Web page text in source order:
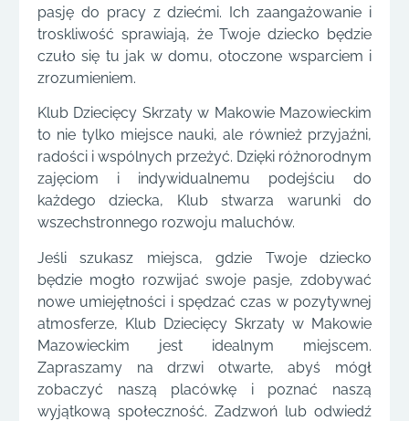
pasję do pracy z dziećmi. Ich zaangażowanie i
troskliwość sprawiają, że Twoje dziecko będzie
czuło się tu jak w domu, otoczone wsparciem i
zrozumieniem.
Klub Dziecięcy Skrzaty w Makowie Mazowieckim
to nie tylko miejsce nauki, ale również przyjaźni,
radości i wspólnych przeżyć. Dzięki różnorodnym
zajęciom i indywidualnemu podejściu do
każdego dziecka, Klub stwarza warunki do
wszechstronnego rozwoju maluchów.
Jeśli szukasz miejsca, gdzie Twoje dziecko
będzie mogło rozwijać swoje pasje, zdobywać
nowe umiejętności i spędzać czas w pozytywnej
atmosferze, Klub Dziecięcy Skrzaty w Makowie
Mazowieckim jest idealnym miejscem.
Zapraszamy na drzwi otwarte, abyś mógł
zobaczyć naszą placówkę i poznać naszą
wyjątkową społeczność. Zadzwoń lub odwiedź